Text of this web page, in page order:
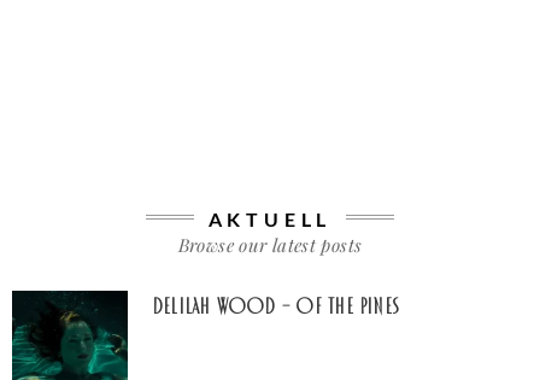
AKTUELL
Browse our latest posts
Delilah Wood – of the pines